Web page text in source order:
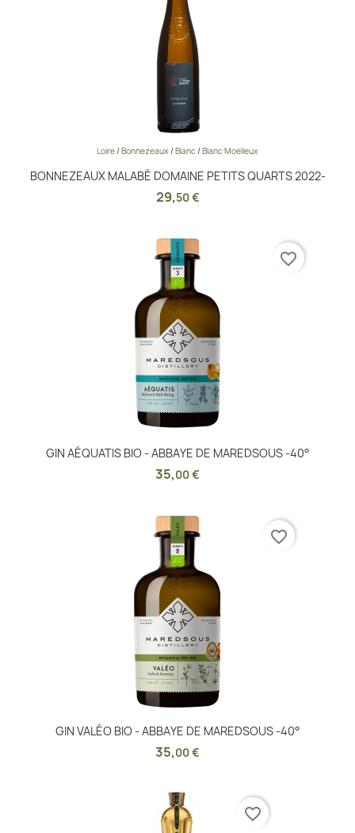
Loire /Bonnezeaux /Blanc /Blanc Moelleux
BONNEZEAUX MALABÉ DOMAINE PETITS QUARTS 2022-
29,50 €
GIN AÉQUATIS BIO - ABBAYE DE MAREDSOUS -40°
35,00 €
favorite_border
GIN VALÉO BIO - ABBAYE DE MAREDSOUS -40°
35,00 €
favorite_border
favorite_border